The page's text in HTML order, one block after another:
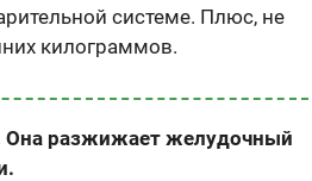
системе. Плюс, не
килограммов.
Она разжижает желудочный